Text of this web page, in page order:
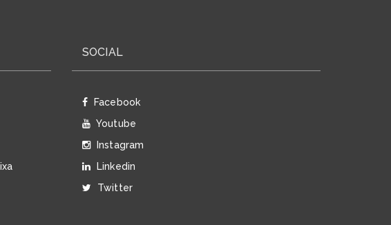
SOCIAL
Facebook
Youtube
Instagram
Linkedin
Twitter